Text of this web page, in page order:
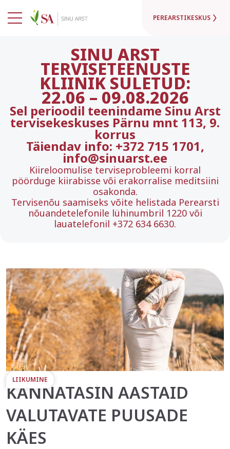
PEREARSTIKESKUS
SINU ARST
TERVISETEENUSTE
KLIINIK SULETUD:
22.06 – 09.08.2026
Sel perioodil teenindame Sinu Arst
tervisekeskuses Pärnu mnt 113, 9.
korrus
Täiendav info: +372 715 1701,
info@sinuarst.ee
Kiireloomulise terviseprobleemi korral
pöörduge kiirabisse või erakorralise meditsiini
osakonda.
Tervisenõu saamiseks võite helistada Perearsti
nõuandetelefonile lühinumbril 1220 või
lauatelefonil +372 634 6630.
LIIKUMINE
KANNATASIN AASTAID
VALUTAVATE PUUSADE
KÄES